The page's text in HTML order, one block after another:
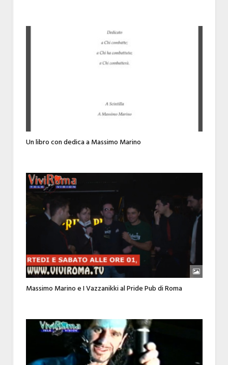
Un libro con dedica a Massimo Marino
Massimo Marino e I Vazzanikki al Pride Pub di Roma